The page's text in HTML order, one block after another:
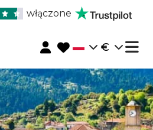
włączone
€